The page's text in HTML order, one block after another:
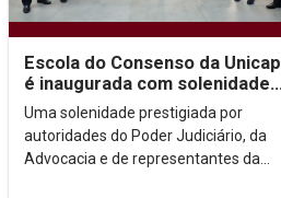
Escola do Consenso da Unicap
é inaugurada com solenidade
prestigiada por autoridades
do...
Uma solenidade prestigiada por
autoridades do Poder Judiciário, da
Advocacia e de representantes da